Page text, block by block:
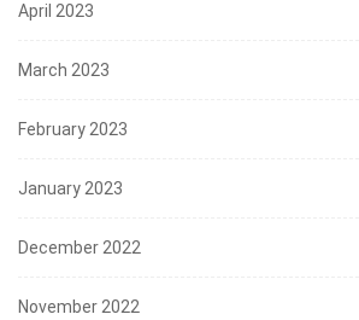
April 2023
March 2023
February 2023
January 2023
December 2022
November 2022